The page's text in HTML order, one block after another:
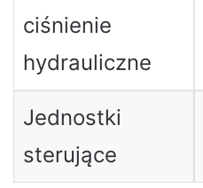
ciśnienie
hydrauliczne
Jednostki
sterujące